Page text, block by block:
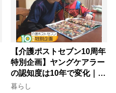
【介護ポストセブン10周年
特別企画】ヤングケアラー
の認知度は10年で変化｜流
行語大賞にノミネート、法
暮らし